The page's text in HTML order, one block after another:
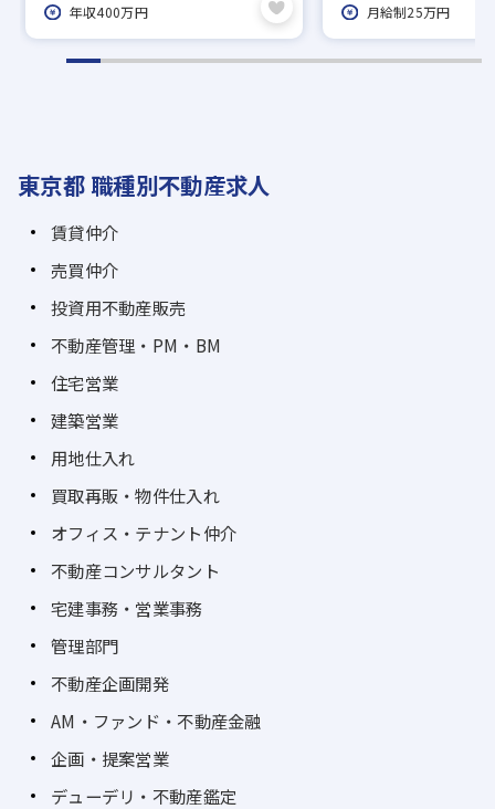
年収400万円
月給制25万円
東京都 職種別不動産求人
賃貸仲介
売買仲介
投資用不動産販売
不動産管理・PM・BM
住宅営業
建築営業
用地仕入れ
買取再販・物件仕入れ
オフィス・テナント仲介
不動産コンサルタント
宅建事務・営業事務
管理部門
不動産企画開発
AM・ファンド・不動産金融
企画・提案営業
デューデリ・不動産鑑定